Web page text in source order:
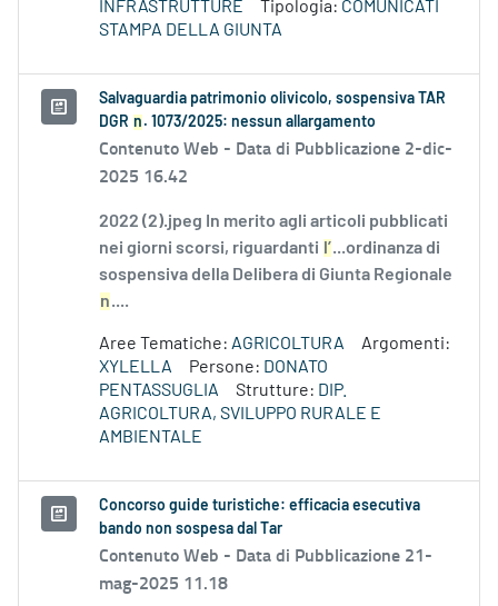
INFRASTRUTTURE
Tipologia: COMUNICATI
STAMPA DELLA GIUNTA
Salvaguardia patrimonio olivicolo, sospensiva TAR
DGR n . 1073/2025: nessun allargamento
Contenuto Web - Data di Pubblicazione 2-dic-
2025 16.42
2022 (2).jpeg In merito agli articoli pubblicati
nei giorni scorsi, riguardanti l’...ordinanza di
sospensiva della Delibera di Giunta Regionale
n....
Aree Tematiche: AGRICOLTURA
Argomenti:
XYLELLA
Persone: DONATO
PENTASSUGLIA
Strutture: DIP.
AGRICOLTURA, SVILUPPO RURALE E
AMBIENTALE
Concorso guide turistiche: efficacia esecutiva
bando non sospesa dal Tar
Contenuto Web - Data di Pubblicazione 21-
mag-2025 11.18